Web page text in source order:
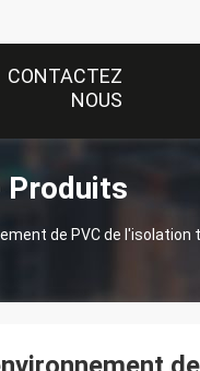
CONTACTEZ
NOUS
Produits
de PVC de l'isolation